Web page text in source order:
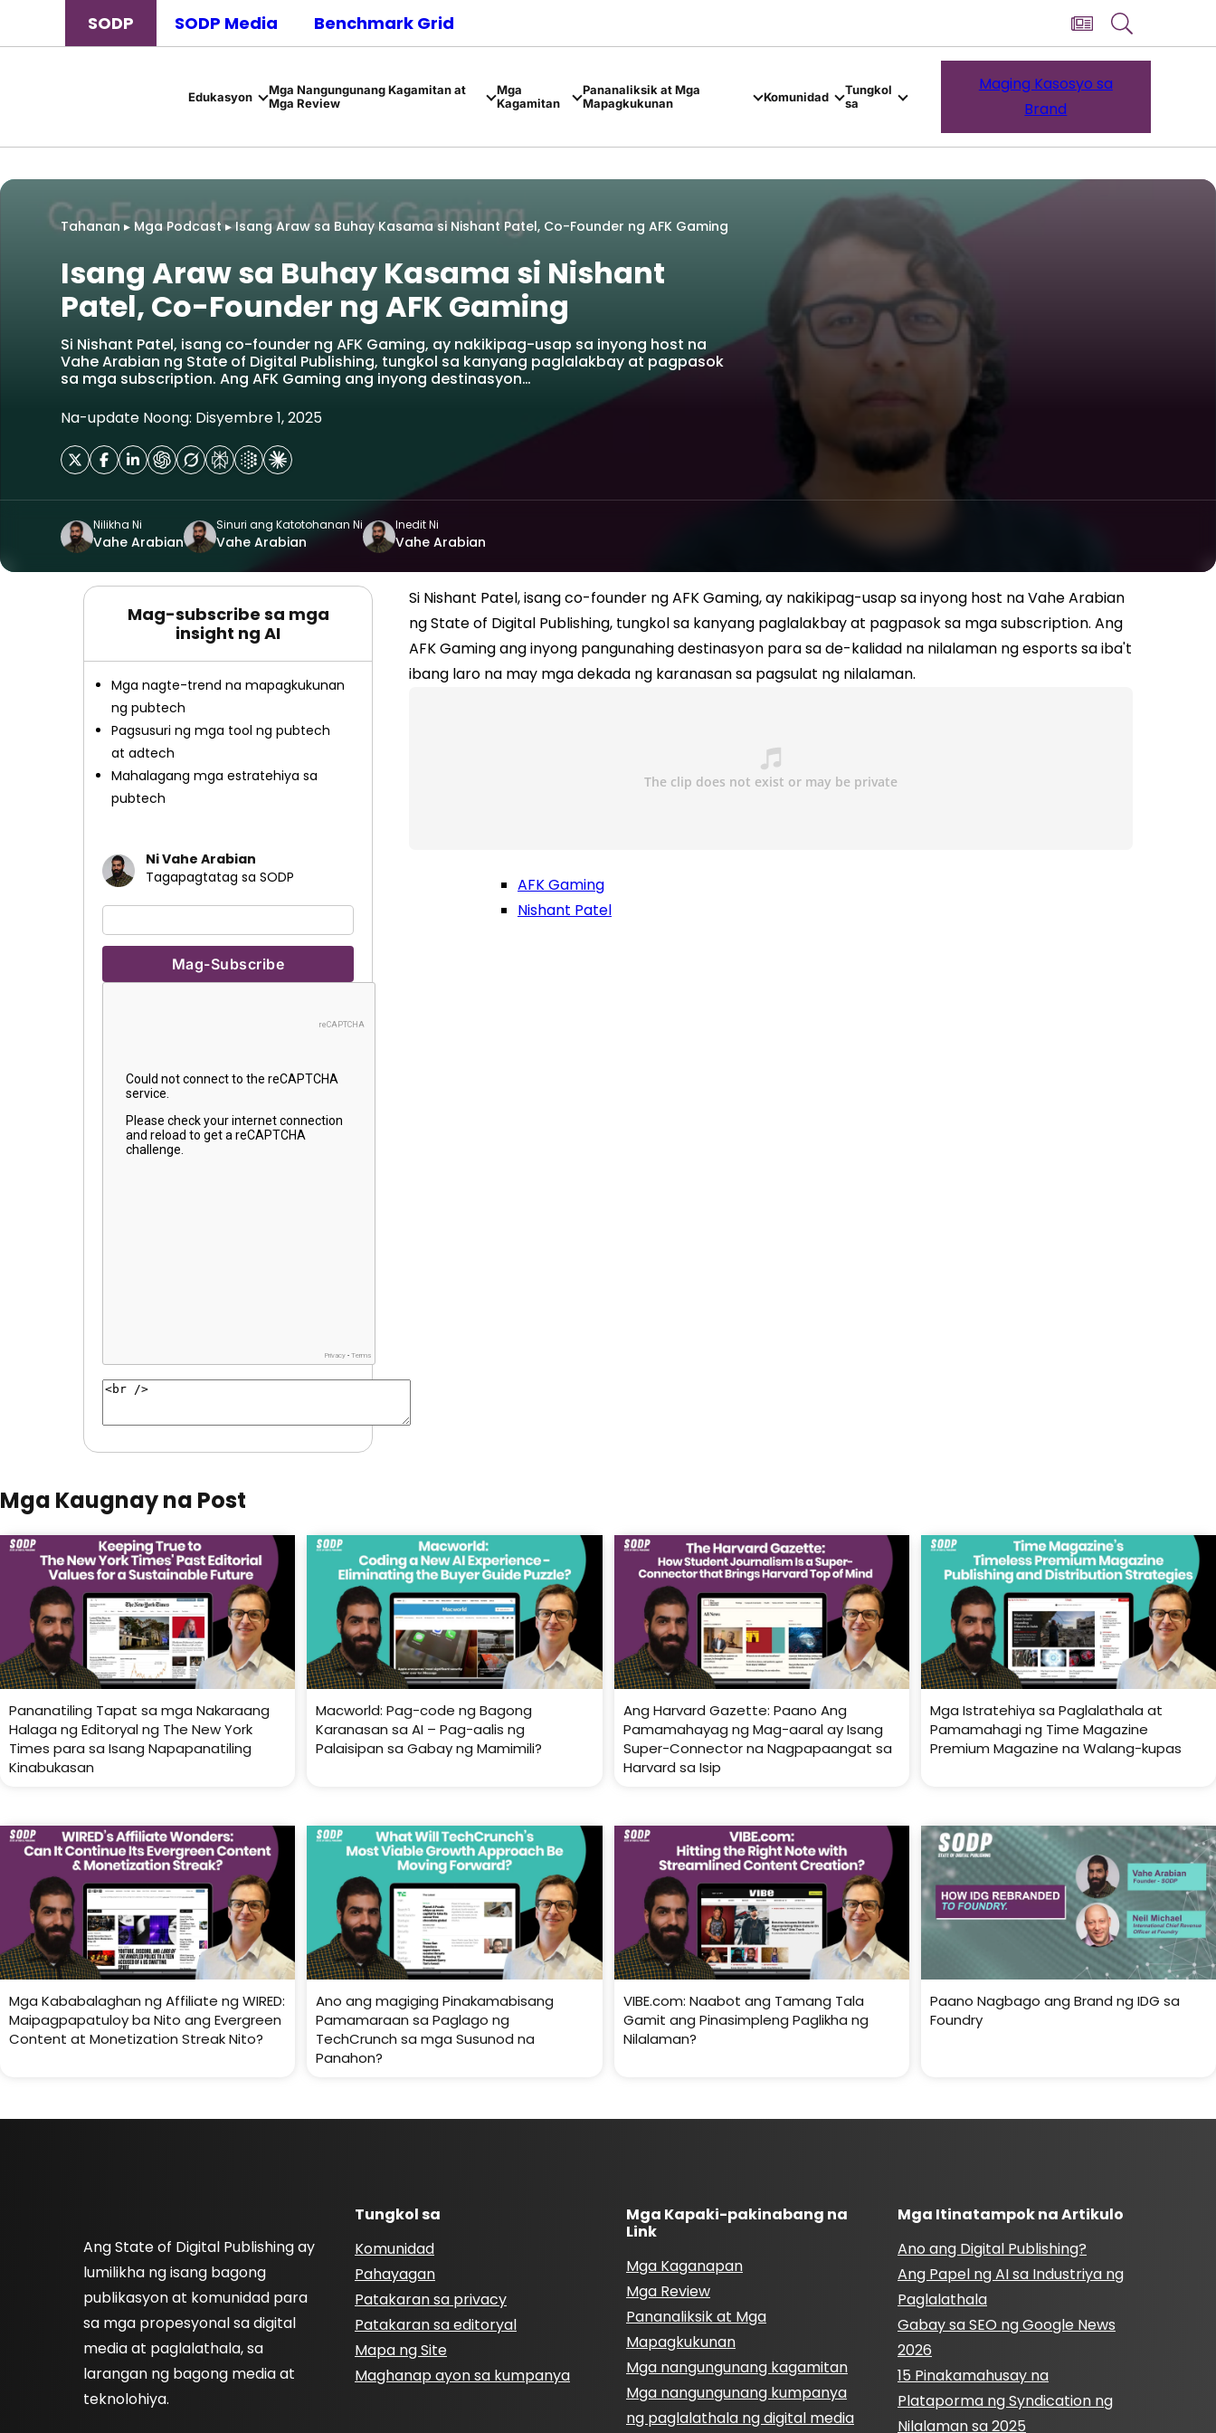
SODP SODP Media Benchmark Grid
Edukasyon
Mga Nangungunang Kagamitan at
Mga Review
Mga
Kagamitan
Pananaliksik at Mga
Mapagkukunan
Komunidad
Tungkol
sa
Maging Kasosyo sa
Brand
Tahanan ▸ Mga Podcast▸Isang Araw sa Buhay Kasama si Nishant Patel, Co-Founder ng AFK Gaming
Isang Araw sa Buhay Kasama si Nishant
Patel, Co-Founder ng AFK Gaming
Si Nishant Patel, isang co-founder ng AFK Gaming, ay nakikipag-usap sa inyong host na
Vahe Arabian ng State of Digital Publishing, tungkol sa kanyang paglalakbay at pagpasok
sa mga subscription. Ang AFK Gaming ang inyong destinasyon…
Na-update Noong: Disyembre 1, 2025
Nilikha Ni
Vahe Arabian
Sinuri ang Katotohanan Ni
Vahe Arabian
Inedit Ni
Vahe Arabian
Mag-subscribe sa mga
insight ng AI
Mga nagte-trend na mapagkukunan
ng pubtech
Pagsusuri ng mga tool ng pubtech
at adtech
Mahalagang mga estratehiya sa
pubtech
Ni Vahe Arabian
Tagapagtatag sa SODP
Si Nishant Patel, isang co-founder ng AFK Gaming, ay nakikipag-usap sa inyong host na Vahe Arabian
ng State of Digital Publishing, tungkol sa kanyang paglalakbay at pagpasok sa mga subscription. Ang
AFK Gaming ang inyong pangunahing destinasyon para sa de-kalidad na nilalaman ng esports sa iba't
ibang laro na may mga dekada ng karanasan sa pagsulat ng nilalaman.
AFK Gaming
Nishant Patel
Mga Kaugnay na Post
Pananatiling Tapat sa mga Nakaraang
Halaga ng Editoryal ng The New York
Times para sa Isang Napapanatiling
Kinabukasan
Macworld: Pag-code ng Bagong
Karanasan sa AI – Pag-aalis ng
Palaisipan sa Gabay ng Mamimili?
Ang Harvard Gazette: Paano Ang
Pamamahayag ng Mag-aaral ay Isang
Super-Connector na Nagpapaangat sa
Harvard sa Isip
Mga Istratehiya sa Paglalathala at
Pamamahagi ng Time Magazine
Premium Magazine na Walang-kupas
Mga Kababalaghan ng Affiliate ng WIRED:
Maipagpapatuloy ba Nito ang Evergreen
Content at Monetization Streak Nito?
Ano ang magiging Pinakamabisang
Pamamaraan sa Paglago ng
TechCrunch sa mga Susunod na
Panahon?
VIBE.com: Naabot ang Tamang Tala
Gamit ang Pinasimpleng Paglikha ng
Nilalaman?
Paano Nagbago ang Brand ng IDG sa
Foundry
Ang State of Digital Publishing ay
lumilikha ng isang bagong
publikasyon at komunidad para
sa mga propesyonal sa digital
media at paglalathala, sa
larangan ng bagong media at
teknolohiya.
Tungkol sa
Komunidad
Pahayagan
Patakaran sa privacy
Patakaran sa editoryal
Mapa ng Site
Maghanap ayon sa kumpanya
Mga Kapaki-pakinabang na
Link
Mga Kaganapan
Mga Review
Pananaliksik at Mga
Mapagkukunan
Mga nangungunang kagamitan
Mga nangungunang kumpanya
ng paglalathala ng digital media
Mga Itinatampok na Artikulo
Ano ang Digital Publishing?
Ang Papel ng AI sa Industriya ng
Paglalathala
Gabay sa SEO ng Google News
2026
15 Pinakamahusay na
Plataporma ng Syndication ng
Nilalaman sa 2025